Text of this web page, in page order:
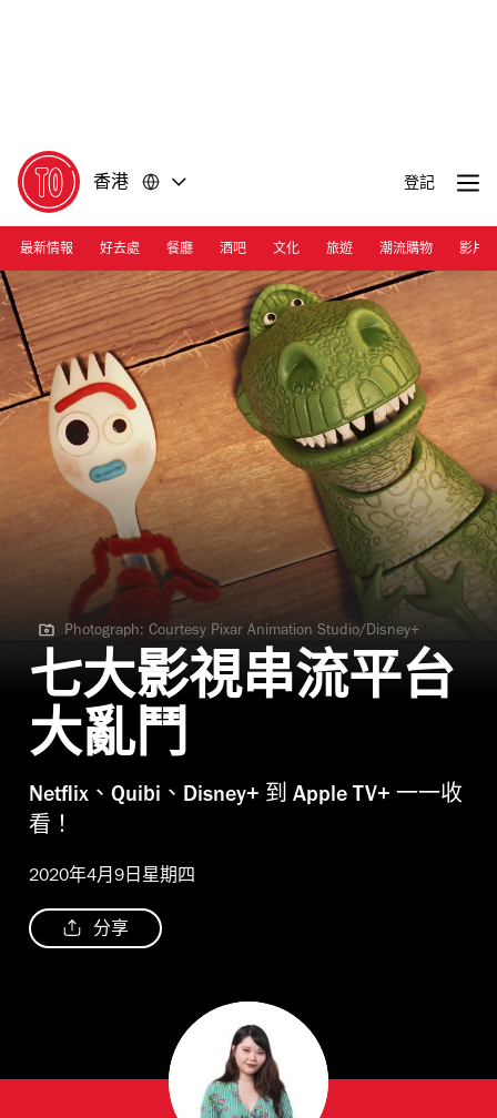
香港 登記
最新情報 好去處 餐廳 酒吧 文化 旅遊 潮流購物 影片
Photograph: Courtesy Pixar Animation Studio/Disney+
Photograph: Courtesy Pixar Animation Studio/Disney+
七大影視串流平台
大亂鬥
Netflix、Quibi、Disney+ 到 Apple TV+ 一一收
看！
2020年4月9日星期四
分享